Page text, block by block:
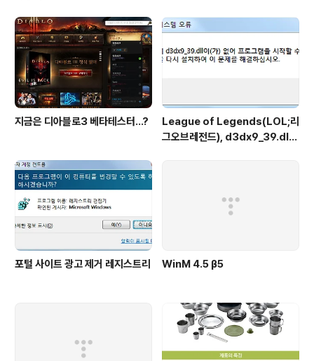
지금은 디아블로3 베타테스터...?
League of Legends(LOL;리
그오브레전드), d3dx9_39.dll
포털 사이트 광고 제거 레지스트리 WinM 4.5 β5